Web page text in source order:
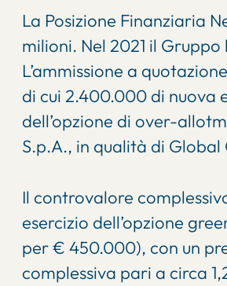
La Posizione Finanziaria
milioni. Nel 2021 il
L’ammissione a
di cui 2.400.000 di nuova
dell’opzione di over-
S.p.A., in qualità di
Il controvalore
esercizio dell’opzione
per € 450.000), con un
complessiva pari a circa